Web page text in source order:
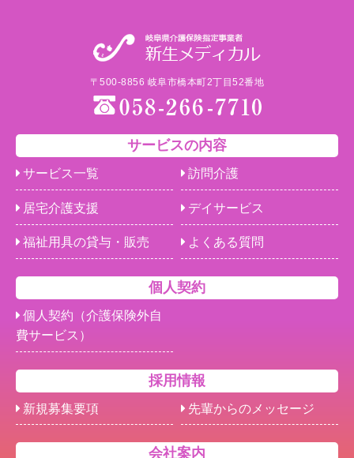
〒500-8856 岐阜市橋本町2丁目52番地
サービスの内容
サービス一覧 訪問介護
居宅介護支援 デイサービス
福祉用具の貸与・販売 よくある質問
個人契約
個人契約（介護保険外自
費サービス）
採用情報
新規募集要項 先輩からのメッセージ
会社案内